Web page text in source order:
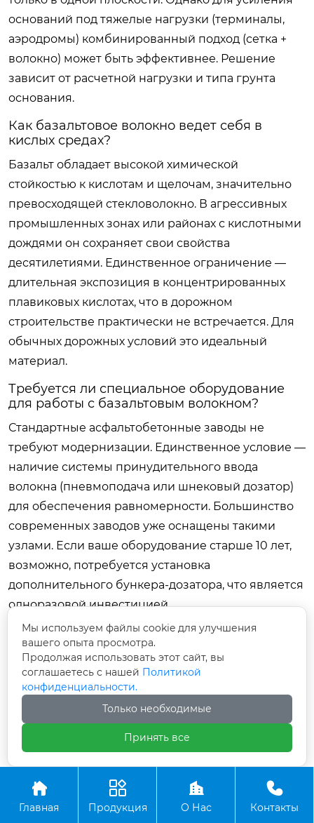
оснований под тяжелые нагрузки (терминалы,
аэродромы) комбинированный подход (сетка +
волокно) может быть эффективнее. Решение
зависит от расчетной нагрузки и типа грунта
основания.
Как базальтовое волокно ведет себя в
кислых средах?
Базальт обладает высокой химической
стойкостью к кислотам и щелочам, значительно
превосходящей стекловолокно. В агрессивных
промышленных зонах или районах с кислотными
дождями он сохраняет свои свойства
десятилетиями. Единственное ограничение —
длительная экспозиция в концентрированных
плавиковых кислотах, что в дорожном
строительстве практически не встречается. Для
обычных дорожных условий это идеальный
материал.
Требуется ли специальное оборудование
для работы с базальтовым волокном?
Стандартные асфальтобетонные заводы не
требуют модернизации. Единственное условие —
наличие системы принудительного ввода
волокна (пневмоподача или шнековый дозатор)
для обеспечения равномерности. Большинство
современных заводов уже оснащены такими
узлами. Если ваше оборудование старше 10 лет,
возможно, потребуется установка
дополнительного бункера-дозатора, что является
одноразовой инвестицией.
Влияет ли цвет волокна на цвет асфальта?
Нет. Базальтовое волокно имеет темно-серый или
черный цвет, который полностью маскируется
битумом. На внешний вид дорожного покрытия
оно никак не влияет. В отличие от некоторых
светлых синтетических волокон, которые могут
проступать на поверхности свежеуложенного
неотличим от минерального порошка.

Главная

Продукция

О Нас

Контакты
Мы используем файлы cookie для улучшения
вашего опыта просмотра.
Продолжая использовать этот сайт, вы
соглашаетесь с нашей Политикой
конфиденциальности.
Только необходимые
Принять все